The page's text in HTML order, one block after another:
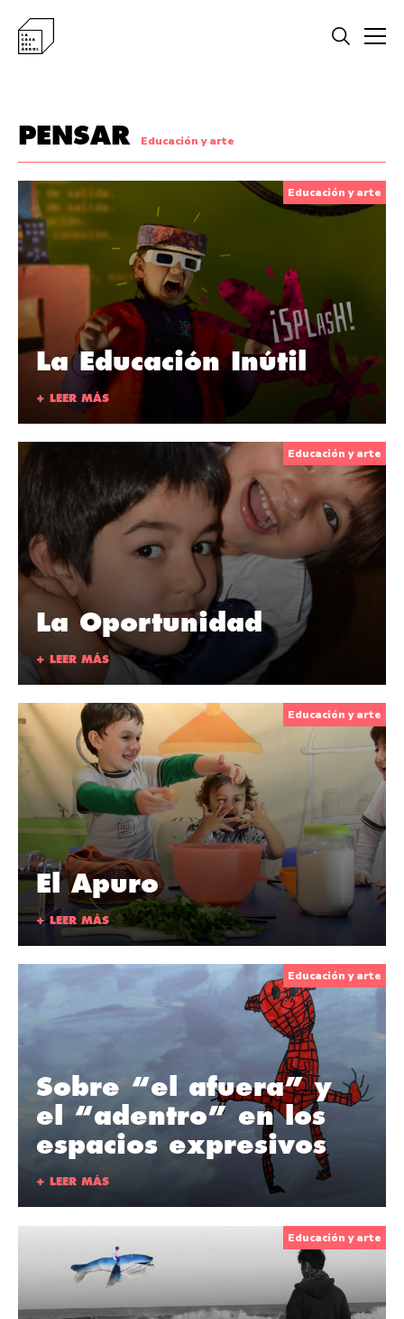
PENSAR Educación y arte
Educación y arte
La Educación Inútil
+ LEER MÁS
Educación y arte
La Oportunidad
+ LEER MÁS
Educación y arte
El Apuro
+ LEER MÁS
Educación y arte
Sobre “el afuera” y
el “adentro” en los
espacios expresivos
+ LEER MÁS
Educación y arte